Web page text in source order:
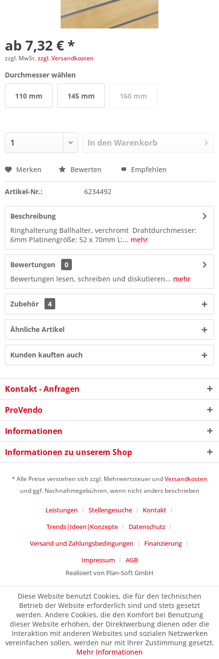
ab 7,32 € *
zzgl. MwSt.zzgl. Versandkosten
Durchmesser wählen
110 mm 145 mm 160 mm
In den Warenkorb
Preis anfragen
Ich habe dieDatenschutzerklärunggelesen,
Mit * gekennzeichnete Felder sind Pflichtfelder.
Merken Bewerten Empfehlen
Artikel-Nr.: 6234492
Beschreibung
Ringhalterung Ballhalter, verchromt Drahtdurchmesser:
6mm Platinengröße: 52 x 70mm L:... mehr
Bewertungen
0
Bewertungen lesen, schreiben und diskutieren... mehr
Zubehör 4
Ähnliche Artikel
Kunden kauften auch
Kontakt - Anfragen
ProVendo
Informationen
Informationen zu unserem Shop
* Alle Preise verstehen sich zzgl. Mehrwertsteuer undVersandkosten
und ggf. Nachnahmegebühren, wenn nicht anders beschrieben
Leistungen Stellengesuche
Kontakt
Trends|Ideen|Konzepte
Datenschutz
Versand und Zahlungsbedingungen
Finanzierung
Impressum
AGB
Realisiert von Plan-Soft GmbH
Diese Website benutzt Cookies, die für den technischen
Betrieb der Website erforderlich sind und stets gesetzt
werden. Andere Cookies, die den Komfort bei Benutzung
dieser Website erhöhen, der Direktwerbung dienen oder die
Interaktion mit anderen Websites und sozialen Netzwerken
vereinfachen sollen, werden nur mit Ihrer Zustimmung gesetzt.
Mehr Informationen